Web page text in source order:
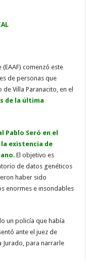
comenzó este
de personas que
Villa Paranacito, en el
de la última
Pablo Seró en el
existencia de
. El objetivo es
de datos genéticos
haber sido
enormes e insondables
un policía que había
ante el juez de
Jurado, para narrarle